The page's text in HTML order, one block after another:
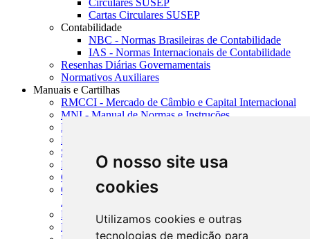
O nosso site usa
cookies
Utilizamos cookies e outras
tecnologias de medição para
Circulares SUSEP
Cartas Circulares SUSEP
Contabilidade
NBC - Normas Brasileiras de Contabilidade
IAS - Normas Internacionais de Contabilidade
Resenhas Diárias Governamentais
Normativos Auxiliares
Manuais e Cartilhas
RMCCI - Mercado de Câmbio e Capital Internacional
MNI - Manual de Normas e Instruções
MTVM - Manual de Títulos e Valores Mobiliários
MCR - Manual de Crédito Rural
SISORF - Manual de Organização do SFN
MASUP - Manual de Supervisão Bancária
CADOC - Catálogo de Documentos
CNAE-CONCLA - Classificação Nacional de
Atividades Econômicas
PMF - Cartilhas do BCB
Manuais Auxiliares do BCB e Cosif-e